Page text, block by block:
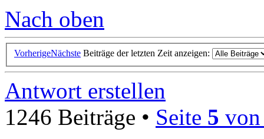
Nach oben
VorherigeNächste Beiträge der letzten Zeit anzeigen:
Antwort erstellen
1246 Beiträge • Seite 5